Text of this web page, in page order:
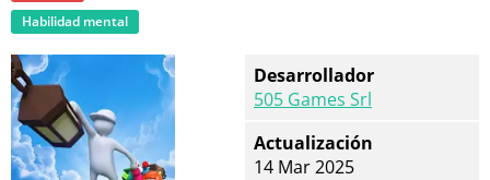
Habilidad mental
Desarrollador
505 Games Srl
Actualización
14 Mar 2025